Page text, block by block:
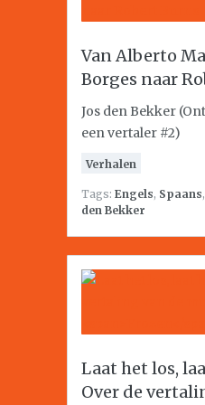
Van Alberto
Borges naar
Jos den Bekker
een vertaler #2)
Verhalen
Tags: Engels, Spaans,
den Bekker
Laat het los,
Over de